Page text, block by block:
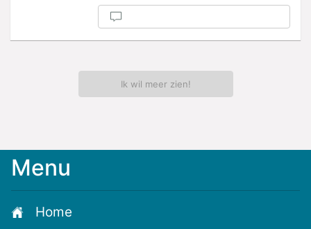
Ik wil meer zien!
Meld
voor
Menu
Home